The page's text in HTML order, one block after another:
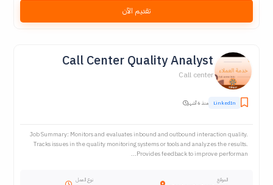
تقديم الآن
Call Center Quality Analyst
Call center
LinkedIn منذ 6 أشهر
Job Summary: Monitors and evaluates inbound and outbound interaction quality.
Tracks issues in the quality monitoring systems or tools and analyzes the results.
Provides feedback to improve performan...
الموقع نوع العمل